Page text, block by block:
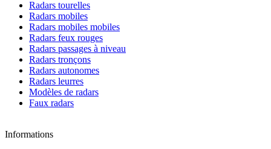
Radars tourelles
Radars mobiles
Radars mobiles mobiles
Radars feux rouges
Radars passages à niveau
Radars tronçons
Radars autonomes
Radars leurres
Modèles de radars
Faux radars
Informations